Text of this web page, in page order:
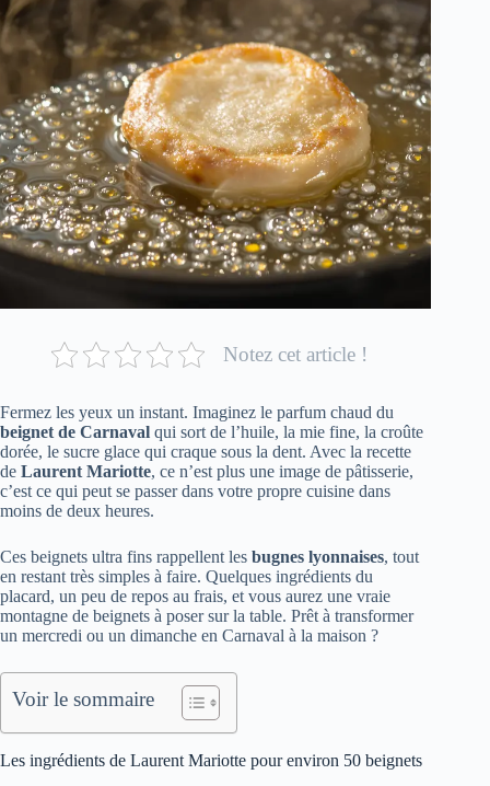
Notez cet article !
Fermez les yeux un instant. Imaginez le parfum chaud du
beignet de Carnaval qui sort de l’huile, la mie fine, la croûte
dorée, le sucre glace qui craque sous la dent. Avec la recette
de Laurent Mariotte, ce n’est plus une image de pâtisserie,
c’est ce qui peut se passer dans votre propre cuisine dans
moins de deux heures.
Ces beignets ultra fins rappellent les bugnes lyonnaises, tout
en restant très simples à faire. Quelques ingrédients du
placard, un peu de repos au frais, et vous aurez une vraie
montagne de beignets à poser sur la table. Prêt à transformer
un mercredi ou un dimanche en Carnaval à la maison ?
Voir le sommaire
Les ingrédients de Laurent Mariotte pour environ 50 beignets